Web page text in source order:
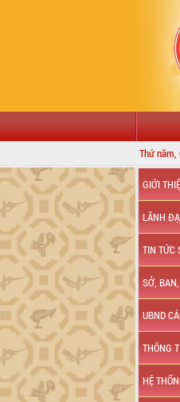
Thứ năm,
GIỚI
LÃNH
TIN TỨC
SỞ,
UBND
THÔNG
HỆ